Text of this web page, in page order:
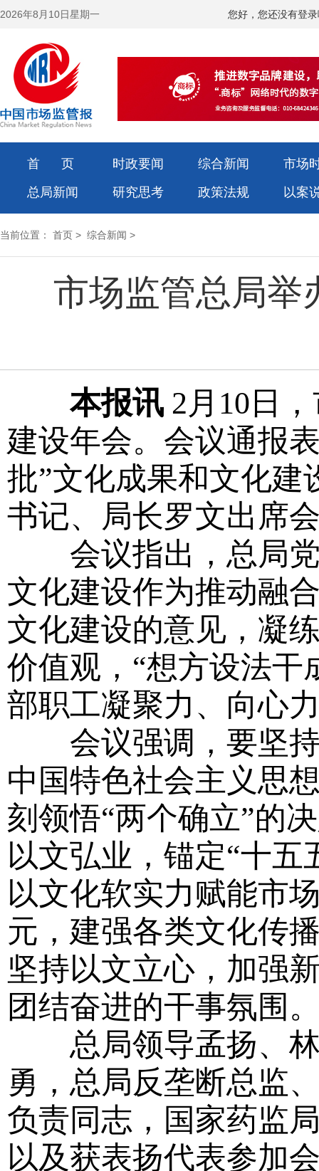
2026年8月10日星期一 您好，您还没有登
首 页 时政要闻 综合新闻
市场
总局新闻
研究思考 政策法规 以案
当前位置： 首页 > 综合新闻 >
市场监管总局举
本报讯 2月10日
建设年会。会议通报
批”文化成果和文化建
书记、局长罗文出席
会议指出，总局党
文化建设作为推动融
文化建设的意见，凝
价值观，“想方设法干
部职工凝聚力、向心
会议强调，要坚持
中国特色社会主义思
刻领悟“两个确立”的
以文弘业，锚定“十
以文化软实力赋能市
元，建强各类文化传
坚持以文立心，加强
团结奋进的干事氛围
总局领导孟扬、林
勇，总局反垄断总监
负责同志，国家药监
以及获表扬代表参加